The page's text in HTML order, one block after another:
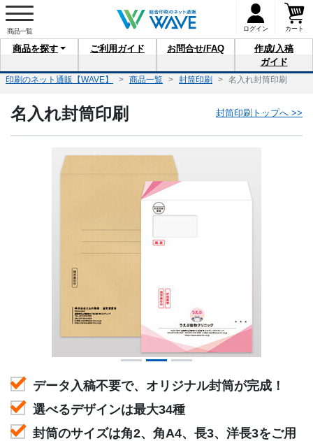
ログイン カート
商品を探す ご利用 ガイド お問合せ/FAQ
作成/入稿
ガイド
印刷のネット通販【WAVE】 商品一覧 封筒印刷 名入れ封筒印刷
封筒印刷トップへ >>
名入れ封筒印刷
データ入稿不要で、オリジナル封筒が完成！
選べるデザインは最大34種
封筒のサイズは角2、角A4、長3、洋長3をご用